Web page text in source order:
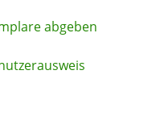
abgeben